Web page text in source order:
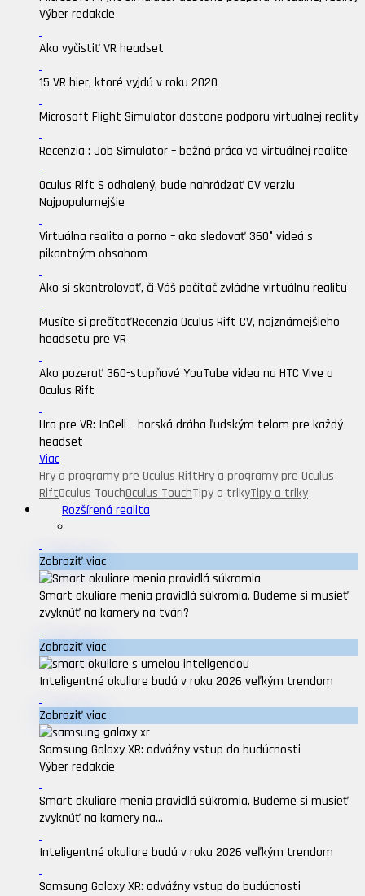
Výber redakcie
Ako vyčistiť VR headset
15 VR hier, ktoré vyjdú v roku 2020
Microsoft Flight Simulator dostane podporu virtuálnej reality
Recenzia : Job Simulator – bežná práca vo virtuálnej realite
Oculus Rift S odhalený, bude nahrádzať CV verziu
Najpopularnejšie
Virtuálna realita a porno – ako sledovať 360° videá s
pikantným obsahom
Ako si skontrolovať, či Váš počítač zvládne virtuálnu realitu
Musíte si prečítaťRecenzia Oculus Rift CV, najznámejšieho
headsetu pre VR
Ako pozerať 360-stupňové YouTube videa na HTC Vive a
Oculus Rift
Hra pre VR: InCell – horská dráha ľudským telom pre každý
headset
Viac
Hry a programy pre Oculus RiftHry a programy pre Oculus
RiftOculus TouchOculus TouchTipy a trikyTipy a triky
Rozšírená realita
Zobraziť viac
Smart okuliare menia pravidlá súkromia. Budeme si musieť
zvyknúť na kamery na tvári?
Zobraziť viac
Inteligentné okuliare budú v roku 2026 veľkým trendom
Zobraziť viac
Samsung Galaxy XR: odvážny vstup do budúcnosti
Výber redakcie
Smart okuliare menia pravidlá súkromia. Budeme si musieť
zvyknúť na kamery na...
Inteligentné okuliare budú v roku 2026 veľkým trendom
Samsung Galaxy XR: odvážny vstup do budúcnosti